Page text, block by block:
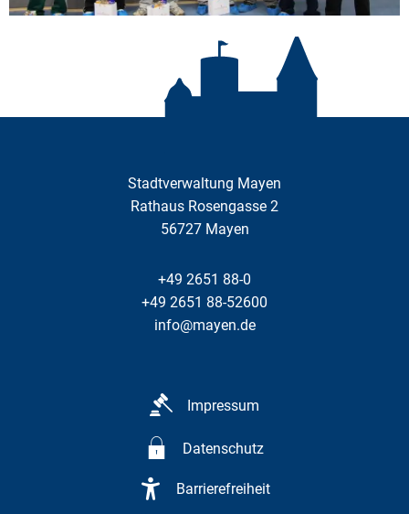
Stadtverwaltung Mayen
Rathaus Rosengasse 2
56727 Mayen
+49 2651 88-0
+49 2651 88-52600
info@mayen.de
Impressum
Datenschutz
Barrierefreiheit